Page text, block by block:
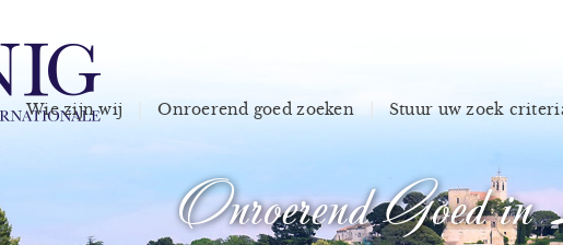
Wie zijn wij Onroerend goed zoeken Stuur uw zoek
Onroerend Goed